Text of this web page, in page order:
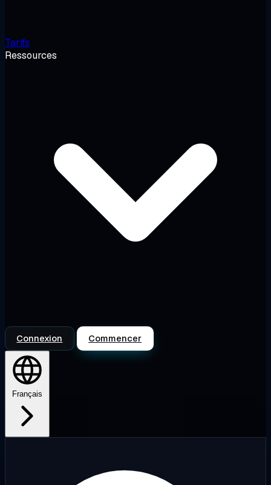
Tarifs
Ressources
Connexion Commencer
Français